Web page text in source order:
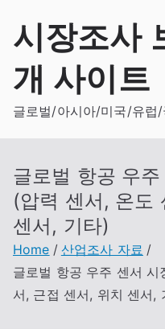
content
시장조사
개 사이트
글로벌/아시아/미국/유럽
글로벌 항공 우
(압력 센서, 온도
센서, 기타)
Home
산업조사 자료
글로벌 항공 우주 센서
서, 근접 센서, 위치 센서,